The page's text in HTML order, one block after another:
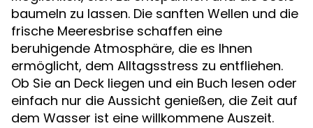
baumeln zu lassen. Die sanften Wellen und die
frische Meeresbrise schaffen eine
beruhigende Atmosphäre, die es Ihnen
ermöglicht, dem Alltagsstress zu entfliehen.
Ob Sie an Deck liegen und ein Buch lesen oder
einfach nur die Aussicht genießen, die Zeit auf
dem Wasser ist eine willkommene Auszeit.